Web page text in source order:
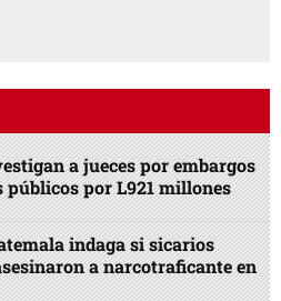
a jueces por embargos
públicos por L921 millones
indaga si sicarios
a narcotraficante en